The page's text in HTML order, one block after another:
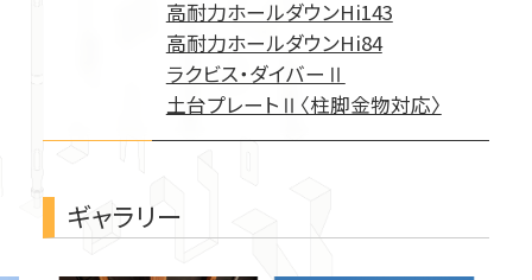
各種ダウンロード
事例紹介
高耐力ホールダウンHi143
高耐力ホールダウンHi84
ラクビス・ダイバーⅡ
土台プレートⅡ〈柱脚金物対応〉
ギャラリー